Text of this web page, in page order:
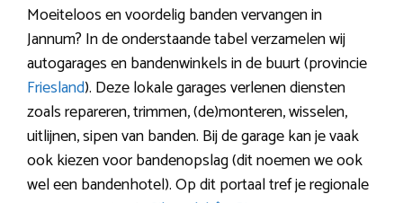
Moeiteloos en voordelig banden vervangen in
Jannum? In de onderstaande tabel verzamelen wij
autogarages en bandenwinkels in de buurt (provincie
Friesland). Deze lokale garages verlenen diensten
zoals repareren, trimmen, (de)monteren, wisselen,
uitlijnen, sipen van banden. Bij de garage kan je vaak
ook kiezen voor bandenopslag (dit noemen we ook
wel een bandenhotel). Op dit portaal tref je regionale